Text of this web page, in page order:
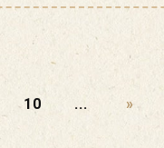
10 ... »